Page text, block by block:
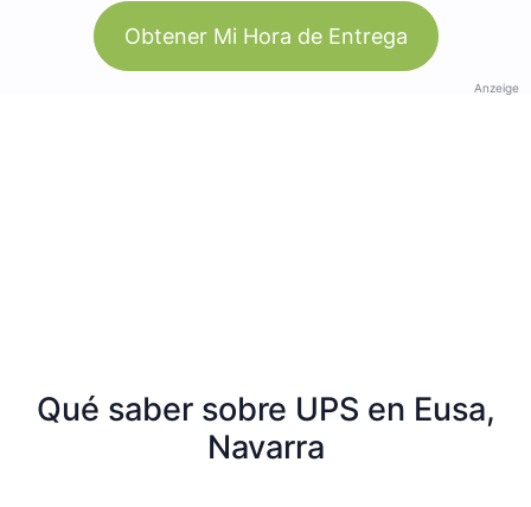
Obtener Mi Hora de Entrega
Anzeige
Qué saber sobre UPS en Eusa,
Navarra